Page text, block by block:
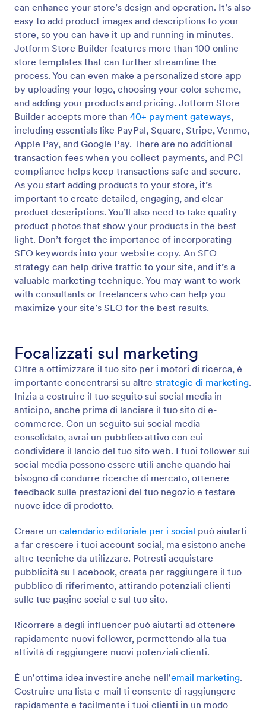
can enhance your store’s design and operation. It’s also
easy to add product images and descriptions to your
store, so you can have it up and running in minutes.
Jotform Store Builder features more than 100 online
store templates that can further streamline the
process. You can even make a personalized store app
by uploading your logo, choosing your color scheme,
and adding your products and pricing. Jotform Store
Builder accepts more than 40+ payment gateways,
including essentials like PayPal, Square, Stripe, Venmo,
Apple Pay, and Google Pay. There are no additional
transaction fees when you collect payments, and PCI
compliance helps keep transactions safe and secure.
As you start adding products to your store, it’s
important to create detailed, engaging, and clear
product descriptions. You’ll also need to take quality
product photos that show your products in the best
light. Don’t forget the importance of incorporating
SEO keywords into your website copy. An SEO
strategy can help drive traffic to your site, and it’s a
valuable marketing technique. You may want to work
with consultants or freelancers who can help you
maximize your site’s SEO for the best results.
Focalizzati sul marketing
Oltre a ottimizzare il tuo sito per i motori di ricerca, è
importante concentrarsi su altre strategie di marketing.
Inizia a costruire il tuo seguito sui social media in
anticipo, anche prima di lanciare il tuo sito di e-
commerce. Con un seguito sui social media
consolidato, avrai un pubblico attivo con cui
condividere il lancio del tuo sito web. I tuoi follower sui
social media possono essere utili anche quando hai
bisogno di condurre ricerche di mercato, ottenere
feedback sulle prestazioni del tuo negozio e testare
nuove idee di prodotto.
Creare un calendario editoriale per i social può aiutarti
a far crescere i tuoi account social, ma esistono anche
altre tecniche da utilizzare. Potresti acquistare
pubblicità su Facebook, creata per raggiungere il tuo
pubblico di riferimento, attirando potenziali clienti
sulle tue pagine social e sul tuo sito.
Ricorrere a degli influencer può aiutarti ad ottenere
rapidamente nuovi follower, permettendo alla tua
attività di raggiungere nuovi potenziali clienti.
È un'ottima idea investire anche nell'email marketing.
Costruire una lista e-mail ti consente di raggiungere
rapidamente e facilmente i tuoi clienti in un modo